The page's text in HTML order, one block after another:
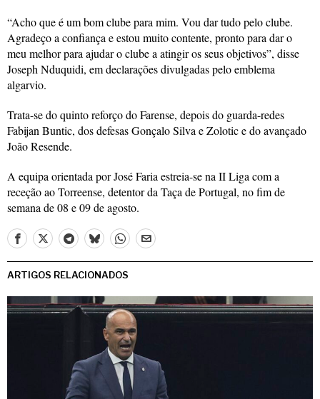
“Acho que é um bom clube para mim. Vou dar tudo pelo clube.
Agradeço a confiança e estou muito contente, pronto para dar o
meu melhor para ajudar o clube a atingir os seus objetivos”, disse
Joseph Nduquidi, em declarações divulgadas pelo emblema
algarvio.
Trata-se do quinto reforço do Farense, depois do guarda-redes
Fabijan Buntic, dos defesas Gonçalo Silva e Zolotic e do avançado
João Resende.
A equipa orientada por José Faria estreia-se na II Liga com a
receção ao Torreense, detentor da Taça de Portugal, no fim de
semana de 08 e 09 de agosto.
ARTIGOS RELACIONADOS